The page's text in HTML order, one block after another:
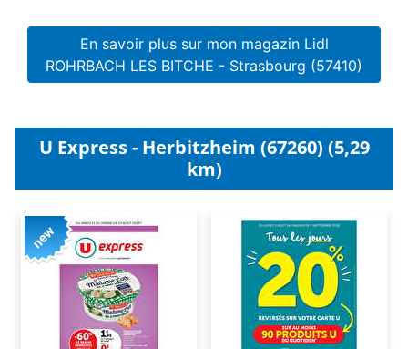
En savoir plus sur mon magazin Lidl
ROHRBACH LES BITCHE - Strasbourg (57410)
U Express - Herbitzheim (67260) (5,29
km)